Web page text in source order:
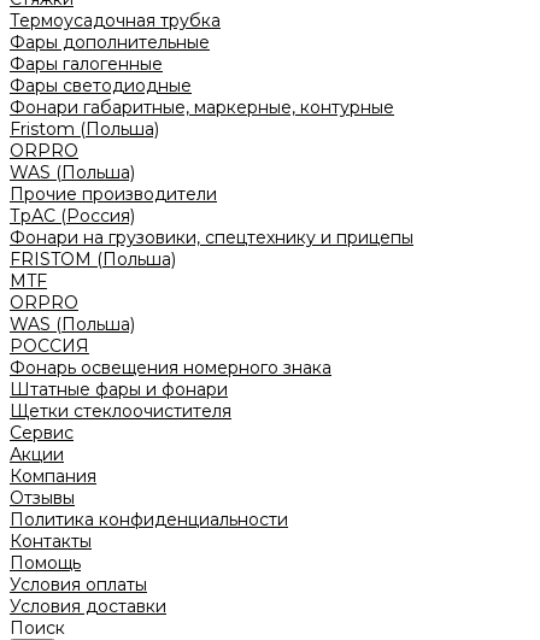
Термоусадочная трубка
Фары дополнительные
Фары галогенные
Фары светодиодные
Фонари габаритные, маркерные, контурные
Fristom (Польша)
ORPRO
WAS (Польша)
Прочие производители
ТрАС (Россия)
Фонари на грузовики, спецтехнику и прицепы
FRISTOM (Польша)
MTF
ORPRO
WAS (Польша)
РОССИЯ
Фонарь освещения номерного знака
Штатные фары и фонари
Щетки стеклоочистителя
Сервис
Акции
Компания
Отзывы
Политика конфиденциальности
Контакты
Помощь
Условия оплаты
Условия доставки
Поиск